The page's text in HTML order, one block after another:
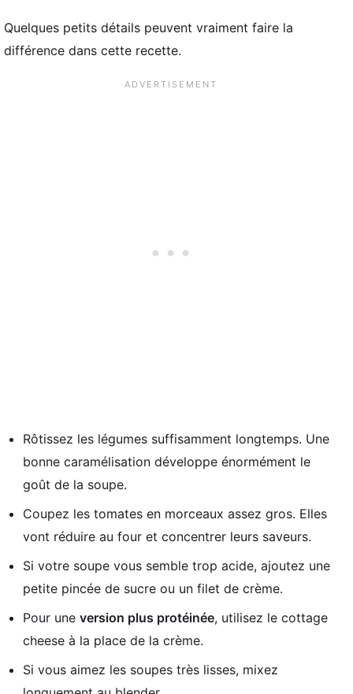
Quelques petits détails peuvent vraiment faire la
différence dans cette recette.
Rôtissez les légumes suffisamment longtemps. Une
bonne caramélisation développe énormément le
goût de la soupe.
Coupez les tomates en morceaux assez gros. Elles
vont réduire au four et concentrer leurs saveurs.
Si votre soupe vous semble trop acide, ajoutez une
petite pincée de sucre ou un filet de crème.
Pour une version plus protéinée, utilisez le cottage
cheese à la place de la crème.
Si vous aimez les soupes très lisses, mixez